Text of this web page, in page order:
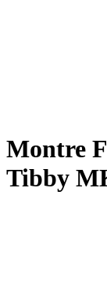
Montre
Tibby